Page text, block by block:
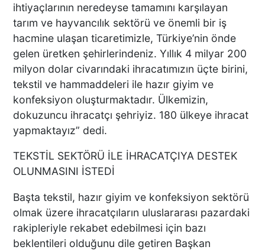
İKİ KADINA KURŞUN
YAĞDIRAN ŞÜPHELİNİN
KAÇIŞ ANLARI ORTAYA
ÇIKTI
TÜRKİYE BU SÖZLERLE
YIKILDI: "BEBEĞİME SİPER
Anne: "Kızımı 'Barışacağız'
Diyerek Evden Götürdü"
ihtiyaçlarının neredeyse tamamını karşılayan
tarım ve hayvancılık sektörü ve önemli bir iş
hacmine ulaşan ticaretimizle, Türkiye’nin önde
gelen üretken şehirlerindeniz. Yıllık 4 milyar 200
milyon dolar civarındaki ihracatımızın üçte birini,
tekstil ve hammaddeleri ile hazır giyim ve
konfeksiyon oluşturmaktadır. Ülkemizin,
dokuzuncu ihracatçı şehriyiz. 180 ülkeye ihracat
yapmaktayız” dedi.
TEKSTİL SEKTÖRÜ İLE İHRACATÇIYA DESTEK
OLUNMASINI İSTEDİ
Başta tekstil, hazır giyim ve konfeksiyon sektörü
olmak üzere ihracatçıların uluslararası pazardaki
rakipleriyle rekabet edebilmesi için bazı
beklentileri olduğunu dile getiren Başkan